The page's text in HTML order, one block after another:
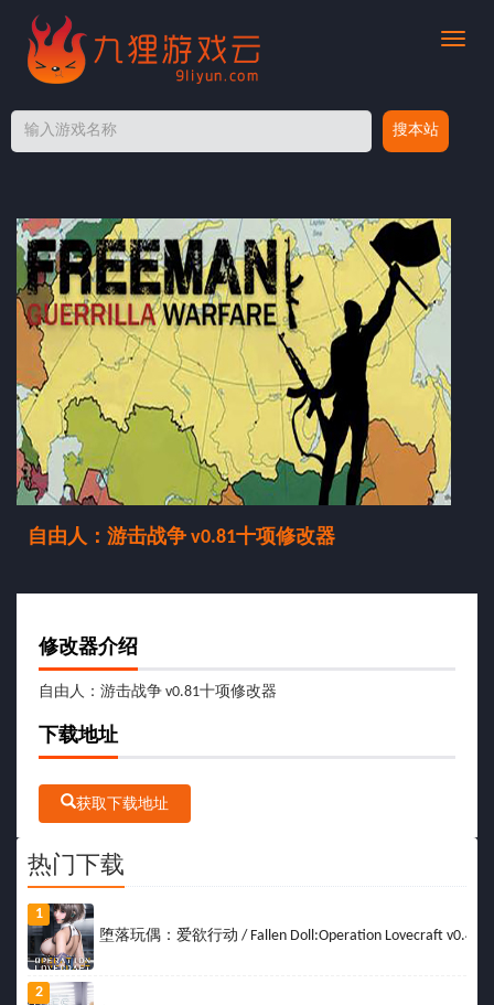
切
自由人：游击战争 v0.81十项修改器
修改器介绍
自由人：游击战争 v0.81十项修改器
下载地址
获取下载地址
热门下载
1
堕落玩偶：爱欲行动 / Fallen Doll:Operation Lovecraft v0.49
2